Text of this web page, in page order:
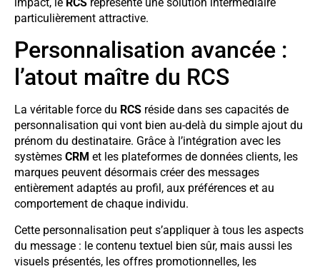
particulièrement attractive.
Personnalisation avancée :
l’atout maître du RCS
La véritable force du RCS réside dans ses capacités de
personnalisation qui vont bien au-delà du simple ajout du
prénom du destinataire. Grâce à l’intégration avec les
systèmes CRM et les plateformes de données clients, les
marques peuvent désormais créer des messages
entièrement adaptés au profil, aux préférences et au
comportement de chaque individu.
Cette personnalisation peut s’appliquer à tous les aspects
du message : le contenu textuel bien sûr, mais aussi les
visuels présentés, les offres promotionnelles, les